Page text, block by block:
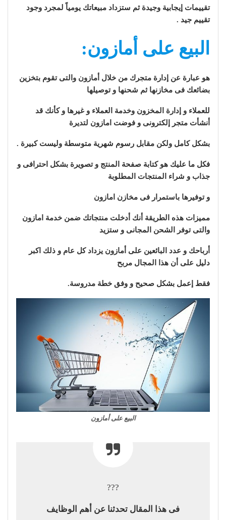
تقييمات إيجابية وجيدة ثم ستزداد مبيعاتك يومياً لمجرد وجود
تقييم جيد .
البيع على أمازون:
هو عبارة عن إدارة متجرك من خلال أمازون والتى تقوم بتخزين
بضائعك فى مخازنها ثم شحنها و توصيلها
للعملاء و إدارة المخزون وخدمة العملاء و غيرها و كأنك قد
أنشأت متجر إلكترونى و فوضت امازون لتديرة
بشكل كامل ولكن مقابل رسوم شهرية متوسطة وليست كبيرة .
فكل ما عليك هو كتابة صفحة المنتج و تصويرة بشكل احترافى و
جذاب و شراء المنتجات المطلوبة
و توفيرها باستمرار فى مخازن امازون
مميزات هذه الطريقة أنك أدخلت منتجاتك ضمن خدمة امازون
والتى توفر الشحن المجانى و ستزيد
أرباحك و عدد البائعين على أمازون يزداد كل عام و ذلك اكبر
دليل على أن هذا المجال مربح
فقط إعمل بشكل صحيح و وفق خطة مدروسة.
البيع على أمازون
???
فى هذا المقال تحدثنا عن أهم الوظايف